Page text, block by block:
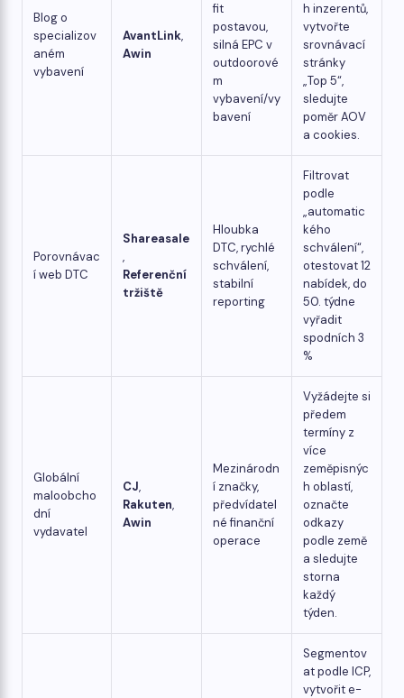
Blog o
specializov
aném
vybavení
AvantLink,
Awin
fit
postavou,
silná EPC v
outdoorové
m
vybavení/vy
bavení
h inzerentů,
vytvořte
srovnávací
stránky
„Top 5“,
sledujte
poměr AOV
a cookies.
Porovnávac
í web DTC
Shareasale
,
Referenční
tržiště
Hloubka
DTC, rychlé
schválení,
stabilní
reporting
Filtrovat
podle
„automatic
kého
schválení“,
otestovat 12
nabídek, do
50. týdne
vyřadit
spodních 3
%
Globální
maloobcho
dní
vydavatel
CJ,
Rakuten,
Awin
Mezinárodn
í značky,
předvídatel
né finanční
operace
Vyžádejte si
předem
termíny z
více
zeměpisnýc
h oblastí,
označte
odkazy
podle země
a sledujte
storna
každý
týden.
Segmentov
at podle ICP,
vytvořit e-